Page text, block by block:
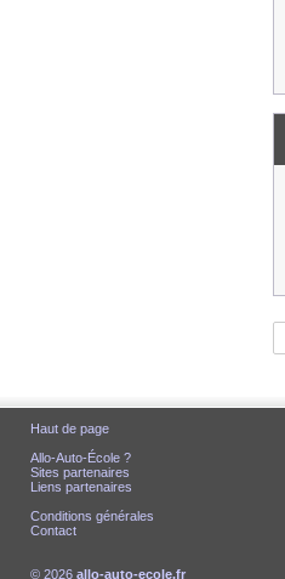
Haut de page
Allo-Auto-École ?
Sites partenaires
Liens partenaires
Conditions générales
Contact
© 2026 allo-auto-ecole.fr